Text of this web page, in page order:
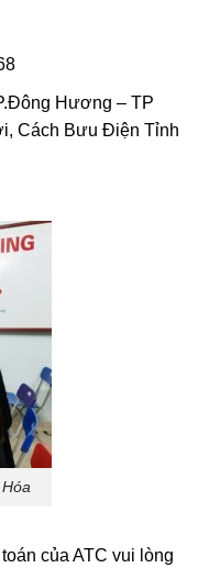
Hương – TP
Cách Bưu Điện Tỉnh
của ATC vui lòng